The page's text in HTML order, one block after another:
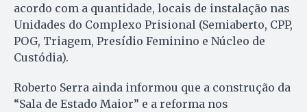
acordo com a quantidade, locais de instalação nas
Unidades do Complexo Prisional (Semiaberto, CPP,
POG, Triagem, Presídio Feminino e Núcleo de
Custódia).
Roberto Serra ainda informou que a construção da
“Sala de Estado Maior” e a reforma nos